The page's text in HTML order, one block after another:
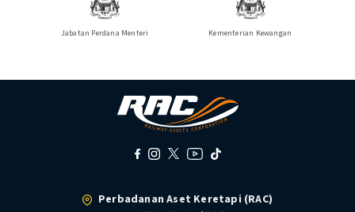
Jabatan Perdana Menteri Kementerian Kewangan
Perbadanan Aset Keretapi (RAC)